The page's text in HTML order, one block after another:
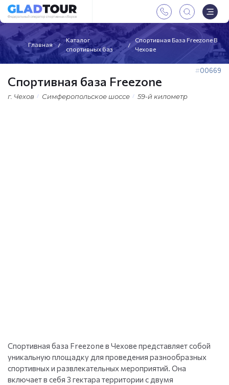
Главная
Каталог
спортивных баз
Спортивная База Freezone В
Чехове
00669
Спортивная база Freezone
г. Чехов Симферопольское шоссе 59-й километр
Спортивная база Freezone в Чехове представляет собой
уникальную площадку для проведения разнообразных
спортивных и развлекательных мероприятий. Она
включает в себя 3 гектара территории с двумя